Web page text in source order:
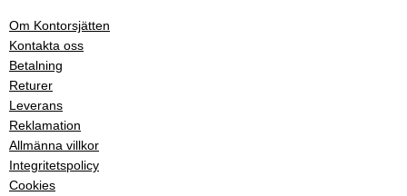
Om Kontorsjätten
Kontakta oss
Betalning
Returer
Leverans
Reklamation
Allmänna villkor
Integritetspolicy
Cookies